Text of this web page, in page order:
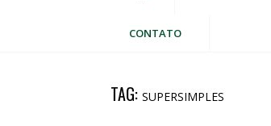
CONTATO
TAG: SUPERSIMPLES